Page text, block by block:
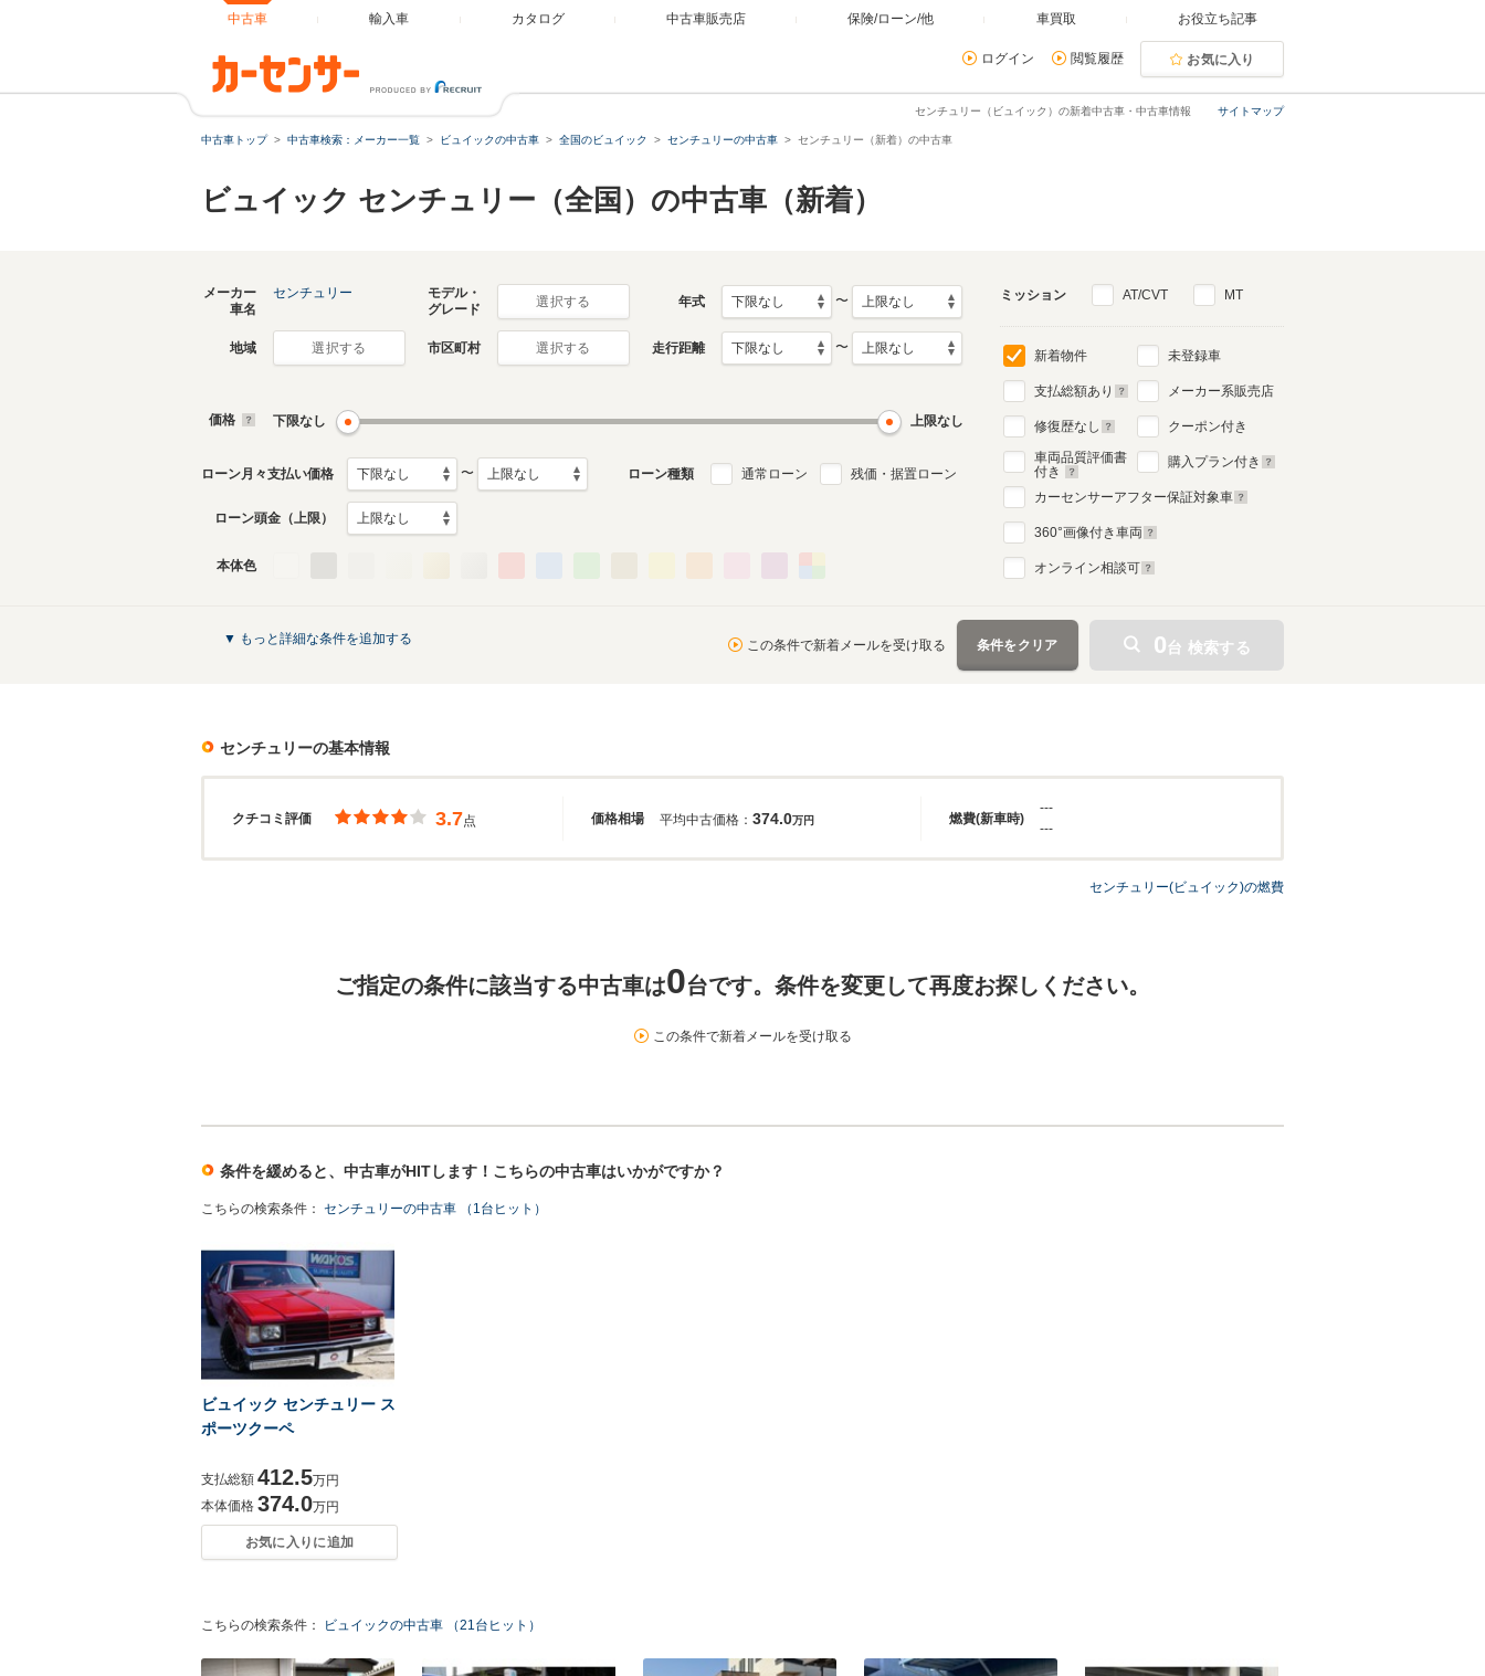
中古車 輸入車 カタログ 中古車販売店 保険/ローン/他 車買取 お役立ち記事
ログイン 閲覧履歴 お気に入り
サイトマップ
センチュリー（ビュイック）の新着中古車・中古車情報
中古車トップ 中古車検索：メーカー一覧 ビュイックの中古車 全国のビュイック センチュリーの中古車 センチュリー（新着）の中古車
ビュイック センチュリー（全国）の中古車（新着）
メーカー
車名
センチュリー
モデル・
グレード
選択する 年式 〜
地域 選択する 市区町村 選択する 走行距離 〜
価格 下限なし 上限なし
ローン月々支払い価格 〜 ローン種類 通常ローン 残価・据置ローン
ローン頭金（上限）
本体色
ミッション AT/CVT MT
新着物件
支払総額あり
修復歴なし
車両品質評価書
付き
未登録車
メーカー系販売店
クーポン付き
購入プラン付き
カーセンサーアフター保証対象車
360°画像付き車両
オンライン相談可
▼ もっと詳細な条件を追加する この条件で新着メールを受け取る 条件をクリア 0台 検索する
センチュリーの基本情報
クチコミ評価 価格相場 燃費(新車時)
3.7点 平均中古価格： 374.0万円
---
---
センチュリー(ビュイック)の燃費
ご指定の条件に該当する中古車は0台です。条件を変更して再度お探しください。
この条件で新着メールを受け取る
条件を緩めると、中古車がHITします！こちらの中古車はいかがですか？
こちらの検索条件： センチュリーの中古車 （1台ヒット）
ビュイック センチュリー ス
ポーツクーペ
支払総額 412.5万円
本体価格 374.0万円
お気に入りに追加
こちらの検索条件： ビュイックの中古車 （21台ヒット）